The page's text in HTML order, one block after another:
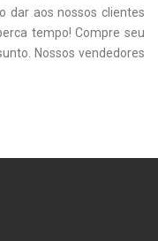
dar aos nossos clientes
tempo! Compre seu
Nossos vendedores